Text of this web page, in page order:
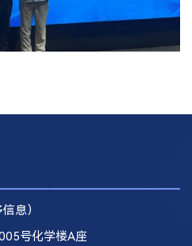
息）
号化学楼A座